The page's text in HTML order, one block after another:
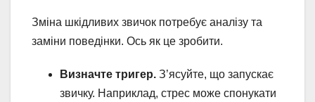
Зміна шкідливих звичок потребує аналізу та
заміни поведінки. Ось як це зробити.
Визначте тригер. З’ясуйте, що запускає
звичку. Наприклад, стрес може спонукати